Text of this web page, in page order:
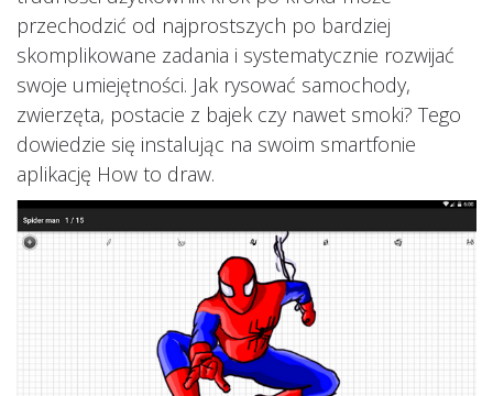
przechodzić od najprostszych po bardziej
skomplikowane zadania i systematycznie rozwijać
swoje umiejętności. Jak rysować samochody,
zwierzęta, postacie z bajek czy nawet smoki? Tego
dowiedzie się instalując na swoim smartfonie
aplikację How to draw.